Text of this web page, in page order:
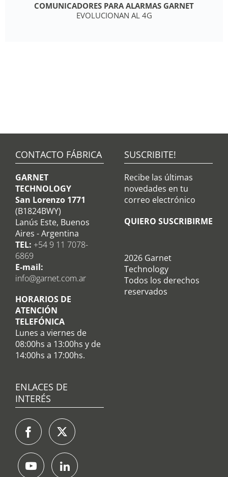
COMUNICADORES PARA ALARMAS GARNET
EVOLUCIONAN AL 4G
CONTACTO FÁBRICA
GARNET
TECHNOLOGY
San Lorenzo 1771
(B1824BWY)
Lanús Este, Buenos
Aires - Argentina
TEL: +54 9 11 7078-
6869
E-mail:
info@garnet.com.ar
HORARIOS DE
ATENCIÓN
TELEFÓNICA
Lunes a viernes de
08:00hs a 13:00hs y de
14:00hs a 17:00hs.
SUSCRIBITE!
Recibe las últimas
novedades en tu
correo electrónico
QUIERO SUSCRIBIRME
2026 Garnet
Technology
Todos los derechos
reservados
ENLACES DE
INTERÉS